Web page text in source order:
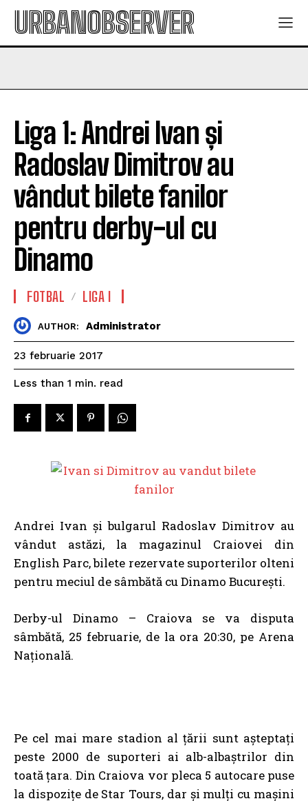
URBANOBSERVER
Liga 1: Andrei Ivan și
Radoslav Dimitrov au
vândut bilete fanilor
pentru derby-ul cu
Dinamo
FOTBAL LIGA I
AUTHOR: Administrator
23 februarie 2017
Less than 1 min. read
Andrei Ivan și bulgarul Radoslav Dimitrov au
vândut astăzi, la magazinul Craiovei din
English Parc, bilete rezervate suporterilor olteni
pentru meciul de sâmbătă cu Dinamo București.
Derby-ul Dinamo – Craiova se va disputa
sâmbătă, 25 februarie, de la ora 20:30, pe Arena
Națională.
Pe cel mai mare stadion al țării sunt așteptați
peste 2000 de suporteri ai alb-albaștrilor din
toată țara. Din Craiova vor pleca 5 autocare puse
la dispozițe de Star Tours, dar și mulți cu mașini